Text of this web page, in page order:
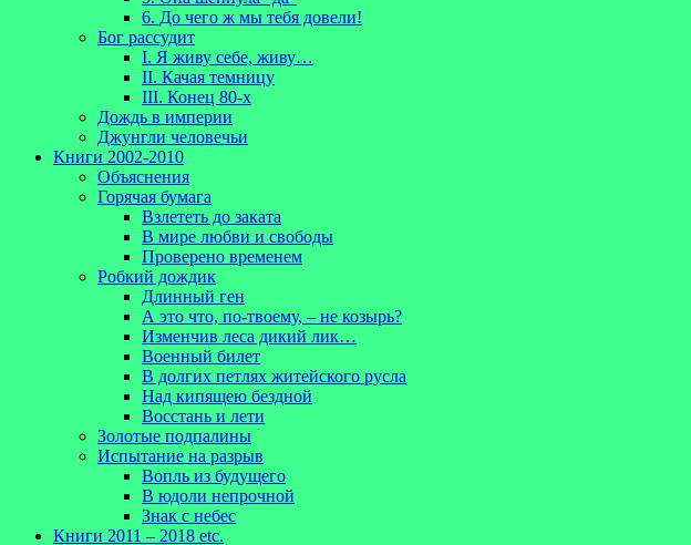
6. До чего ж мы тебя довели!
Бог рассудит
I. Я живу себе, живу…
II. Качая темницу
III. Конец 80-х
Дождь в империи
Джунгли человечьи
Книги 2002-2010
Объяснения
Горячая бумага
Взлететь до заката
В мире любви и свободы
Проверено временем
Робкий дождик
Длинный ген
А это что, по-твоему, – не козырь?
Изменчив леса дикий лик…
Военный билет
В долгих петлях житейского русла
Над кипящею бездной
Восстань и лети
Золотые подпалины
Испытание на разрыв
Вопль из будущего
В юдоли непрочной
Знак с небес
Книги 2011 – 2018 etc.